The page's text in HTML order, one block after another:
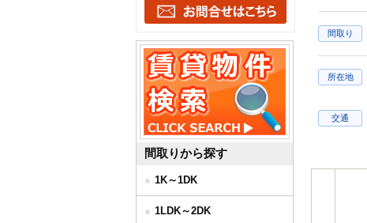
間取り
所在地
交通
間取りから探す
1K～1DK
1LDK～2DK